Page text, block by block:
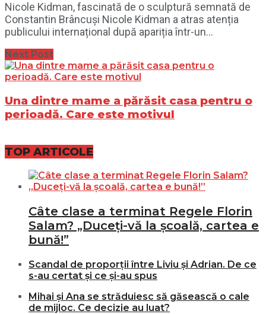
Nicole Kidman, fascinată de o sculptură semnată de
Constantin Brâncuși Nicole Kidman a atras atenția
publicului internațional după apariția într-un...
Next Post
Una dintre mame a părăsit casa pentru o
perioadă. Care este motivul
TOP ARTICOLE
Câte clase a terminat Regele Florin
Salam? „Duceți-vă la școală, cartea e
bună!”
Scandal de proporții între Liviu și Adrian. De ce
s-au certat și ce și-au spus
Mihai și Ana se străduiesc să găsească o cale
de mijloc. Ce decizie au luat?